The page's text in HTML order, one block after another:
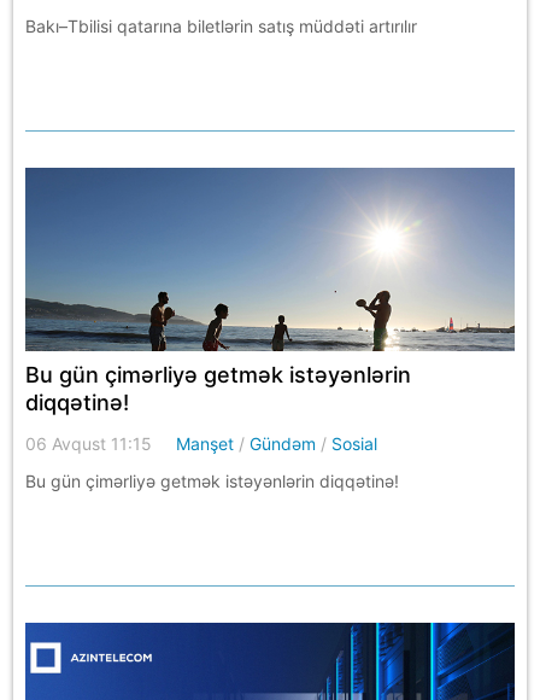
Bakı–Tbilisi qatarına biletlərin satış müddəti artırılır
Bu gün çimərliyə getmək istəyənlərin
diqqətinə!
06 Avqust 11:15 Manşet /Gündəm / Sosial
Bu gün çimərliyə getmək istəyənlərin diqqətinə!